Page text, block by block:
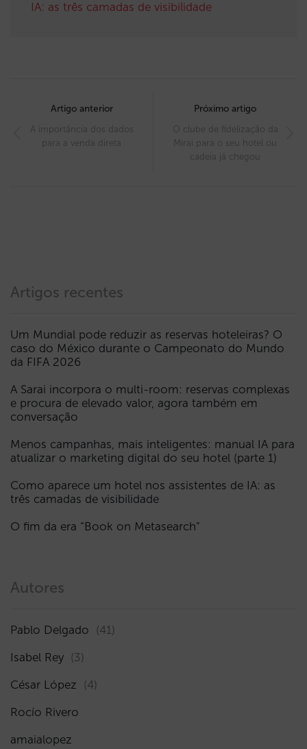
IA: as três camadas de visibilidade
navigation
Artigo anterior
A importância dos dados
para a venda direta
Próximo artigo
O clube de fidelização da
Mirai para o seu hotel ou
cadeia já chegou
Artigos recentes
Um Mundial pode reduzir as reservas hoteleiras? O
caso do México durante o Campeonato do Mundo
da FIFA 2026
A Sarai incorpora o multi-room: reservas complexas
e procura de elevado valor, agora também em
conversação
Menos campanhas, mais inteligentes: manual IA para
atualizar o marketing digital do seu hotel (parte 1)
Como aparece um hotel nos assistentes de IA: as
três camadas de visibilidade
O fim da era “Book on Metasearch”
Autores
Pablo Delgado (41)
Isabel Rey (3)
César López (4)
Rocío Rivero
amaialopez